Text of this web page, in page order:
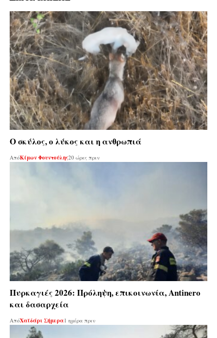
Ο σκύλος, ο λύκος και η ανθρωπιά
ΑπόΚίμων Φουντούλης20 ώρες πριν
Πυρκαγιές 2026: Πρόληψη, επικοινωνία, Antinero
και δασαρχεία
ΑπόΧαϊδάρι Σήμερα1 ημέρα πριν